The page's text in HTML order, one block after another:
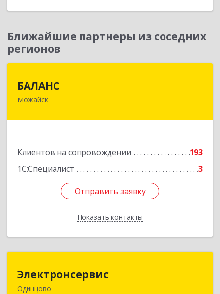
Ближайшие партнеры из соседних
регионов
БАЛАНС
Можайск
Клиентов на сопровождении
193
1С:Специалист
3
Отправить заявку
Показать контакты
143200, Московская обл, Можайский р-н,
Подробнее
Отправить заявку
Назад
Электронсервис
Одинцово143050, Московская обл, Одинцовский р-н,